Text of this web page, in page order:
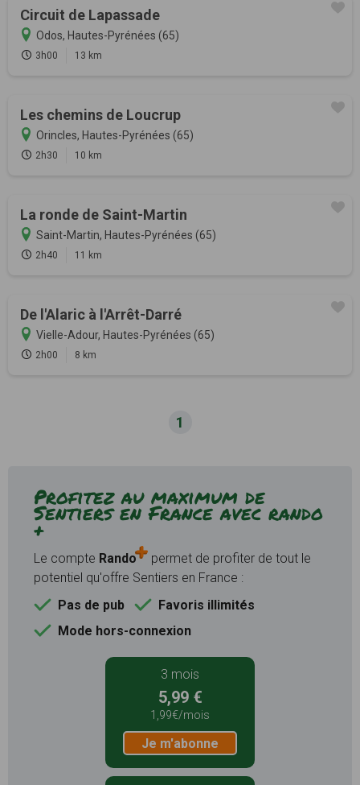
Circuit de Lapassade
Odos, Hautes-Pyrénées (65)
3h00 13 km
Les chemins de Loucrup
Orincles, Hautes-Pyrénées (65)
2h30 10 km
La ronde de Saint-Martin
Saint-Martin, Hautes-Pyrénées (65)
2h40 11 km
De l'Alaric à l'Arrêt-Darré
Vielle-Adour, Hautes-Pyrénées (65)
2h00 8 km
1
Profitez au maximum de
Sentiers en France avec rando
+
Le compte Rando
permet de profiter de tout le
potentiel qu'offre Sentiers en France :
Pas de pub
Favoris illimités
Mode hors-connexion
3 mois
5,99 €
1,99€/mois
Je m'abonne